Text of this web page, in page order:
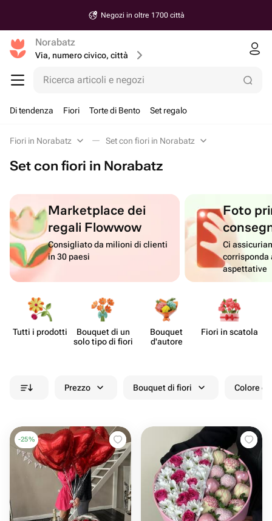
Negozi in oltre 1700 città
Norabatz
Via, numero civico, città
Ricerca articoli e negozi
Di tendenza Fiori Torte di Bento Set regalo
Fiori in Norabatz Set con fiori in Norabatz
Set con fiori in Norabatz
Marketplace dei
regali Flowwow
Consigliato da milioni di clienti
in 30 paesi
Foto
Ci
corrisponda
aspettative
Tutti i prodotti
Bouquet di un
solo tipo di fiori
Bouquet
d'autore
Fiori in scatola
Prezzo Bouquet di fiori Colore
-25%